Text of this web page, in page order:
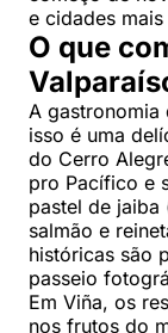
e cidades
O que
A gastronomia
isso é uma
do Cerro
pro Pacífico e
pastel de jaiba
salmão e
históricas são
passeio
Em Viña, os
nos frutos do